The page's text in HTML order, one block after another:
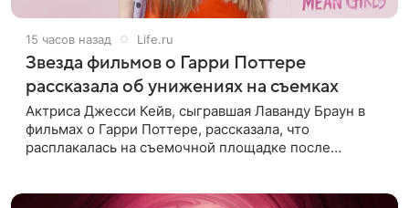
15 часов назад Life.ru
Звезда фильмов о Гарри Поттере
рассказала об унижениях на съемках
Актриса Джесси Кейв, сыгравшая Лаванду Браун в
фильмах о Гарри Поттере, рассказала, что
расплакалась на съемочной площадке после